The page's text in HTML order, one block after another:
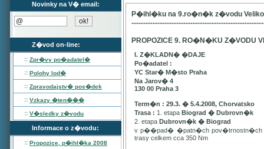
Novinky na V� email:
Z�vod on-line:
:: Zpr�vy po�adatel�
:: Polohy lod�
:: Zpravodajstv� pos�dek
:: Vzkazy �ten���
:: V�sledky z�vodu
Informace o z�vodu:
:: Propozice, p�ihl�ka 2008
P�ihl�ku na 9.ro�n�k z�vodu
PROPOZICE 9. RO�N�KU Z�VODU
I. Z�KLADN� �DAJE
Po�adatel :
YC Star� M�sto Praha
Na Jarov� 4
130 00 Praha 3
Term�n : 29.3. � 5.4.2008, Chorvatsko
Trasa : 1. etapa Biograd � Dubrovn�k
2. etapa Dubrovn�k � Biograd
v p��pad� �patn�ch pov�trnostn�ch
trasy celkem cca 350 Nm